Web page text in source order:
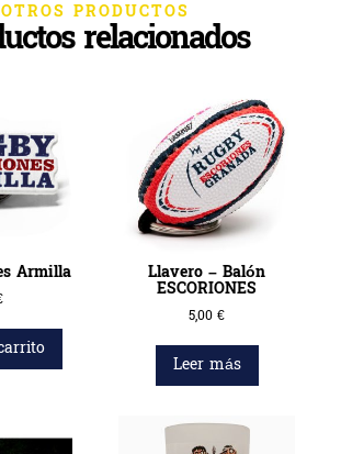
OTROS PRODUCTOS
relacionados
Armilla Llavero – Balón
ESCORIONES
5,00 €
Leer más